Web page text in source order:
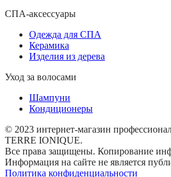
СПА-аксессуары
Одежда для СПА
Керамика
Изделия из дерева
Уход за волосами
Шампуни
Кондиционеры
© 2023 интернет-магазин
TERRE IONIQUE.
Все права защищены. Копирование
Информация на сайте не является
Политика конфиденциальности